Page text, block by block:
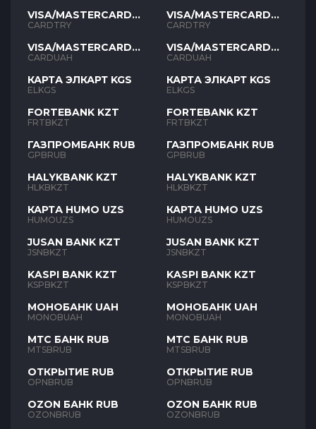
VISA/MASTERCARD
TYR
CARDTRY
VISA/MASTERCARD
UAH
CARDUAH
КАРТА ЭЛКАРТ KGS
ELKGS
FORTEBANK KZT
FRTBKZT
ГАЗПРОМБАНК RUB
GPBRUB
HALYKBANK KZT
HLKBKZT
КАРТА HUMO UZS
HUMOUZS
JUSAN BANK KZT
JSNBKZT
KASPI BANK KZT
KSPBKZT
МОНОБАНК UAH
MONOBUAH
МТС БАНК RUB
MTSBRUB
ОТКРЫТИЕ RUB
OPNBRUB
OZON БАНК RUB
OZONBRUB
VISA/MASTERCARD
TYR
CARDTRY
VISA/MASTERCARD
UAH
CARDUAH
КАРТА ЭЛКАРТ KGS
ELKGS
FORTEBANK KZT
FRTBKZT
ГАЗПРОМБАНК RUB
GPBRUB
HALYKBANK KZT
HLKBKZT
КАРТА HUMO UZS
HUMOUZS
JUSAN BANK KZT
JSNBKZT
KASPI BANK KZT
KSPBKZT
МОНОБАНК UAH
MONOBUAH
МТС БАНК RUB
MTSBRUB
ОТКРЫТИЕ RUB
OPNBRUB
OZON БАНК RUB
OZONBRUB